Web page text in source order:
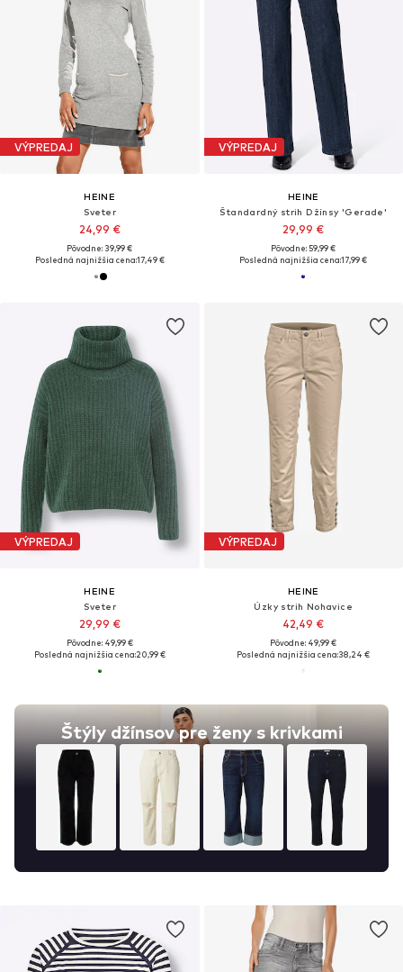
VÝPREDAJ
HEINE
Sveter
24,99 €
Pôvodne: 39,99 €
Posledná najnižšia cena:17,49 €
VÝPREDAJ
HEINE
Štandardný strih Džínsy 'Gerade'
29,99 €
Pôvodne: 59,99 €
Posledná najnižšia cena:17,99 €
VÝPREDAJ
HEINE
Sveter
29,99 €
Pôvodne: 49,99 €
Posledná najnižšia cena:20,99 €
VÝPREDAJ
HEINE
Úzky strih Nohavice
42,49 €
Pôvodne: 49,99 €
Posledná najnižšia cena:38,24 €
Štýly džínsov pre ženy s krivkami